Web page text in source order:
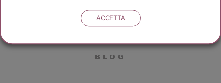
BLOG
ACCETTA